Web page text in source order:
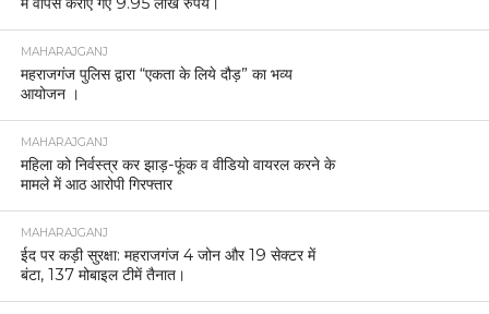
महराजगंज साइबर थाना की बड़ी कार्रवाई, 14 पीड़ितों के खाते
में वापस कराए गए 9.95 लाख रुपये।
MAHARAJGANJ
महराजगंज पुलिस द्वारा “एकता के लिये दौड़” का भव्य
आयोजन ।
MAHARAJGANJ
महिला को निर्वस्त्र कर झाड़-फूंक व वीडियो वायरल करने के
मामले में आठ आरोपी गिरफ्तार
MAHARAJGANJ
ईद पर कड़ी सुरक्षा: महराजगंज 4 जोन और 19 सेक्टर में
बंटा, 137 मोबाइल टीमें तैनात।